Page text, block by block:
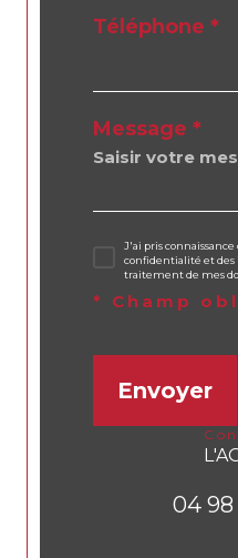
Téléphone *
Message *
J'ai pris
confidentialité et des
traitement de mes
* Champ
Envoyer
04 98